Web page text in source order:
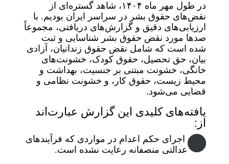
در طول مهر ماه ۱۴۰۴، شاهد گستره‌ای از
نقض‌های حقوق بشر در سراسر ایران بودیم. با
ارزیابی‌های دقیق و گزارش‌های دریافتی، مجموعاً
صدها مورد نقض حقوق بشر شناسایی و ثبت
شده است که شامل نقض حقوق زندانیان، آزادی
بیان، حق تحصیل، حقوق کودک، خشونت‌های
خانگی، خشونت مبتنی بر جنسیت، بهداشت و
محیط زیست، حقوق کار، و خشونت نظامی و
قضایی می‌شود.
یافته‌های کلیدی این گزارش عبارت‌اند
از:
اجرای حکم اعدام در مواردی که فرآیندهای
عدالتی منصفانه رعایت نشده است.